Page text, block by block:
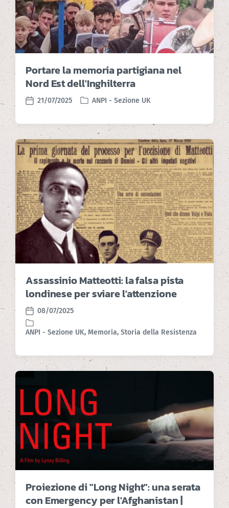
Portare la memoria partigiana nel
Nord Est dell'Inghilterra
P
s
t
t
e
21/07/2025
P
s
t
e
d
i
n
ANPI - Sezione UK
Assassinio Matteotti: la falsa pista
londinese per sviare l'attenzione
P
o
s
d
a
08/07/2025
P
s
ANPI - Sezione UK, Memoria, Storia della Resistenza
Proiezione di "Long Night": una serata
con Emergency per l'Afghanistan |